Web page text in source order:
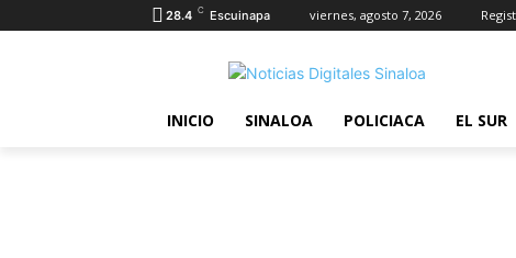
28.4 C Escuinapa viernes, agosto 7, 2026
INICIO SINALOA POLICIACA EL SUR